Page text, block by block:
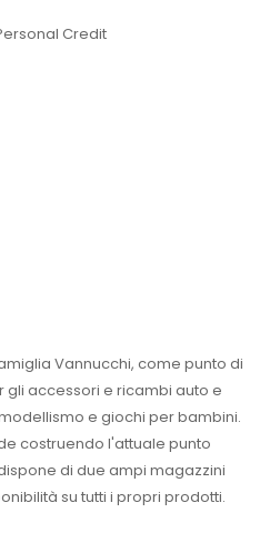
Credit
Vannucchi, come punto di
accessori e ricambi auto e
e giochi per bambini.
costruendo l'attuale punto
di due ampi magazzini
su tutti i propri prodotti.